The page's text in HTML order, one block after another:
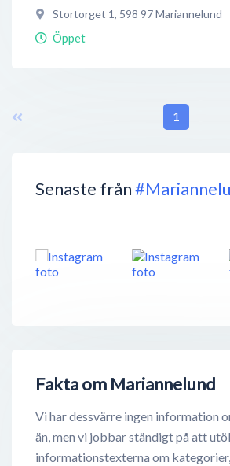
Senaste från
Fakta om Mariannelund
Vi har dessvärre ingen information
än, men vi jobbar ständigt på att
informationstexterna om
Stortorget 1, 598 97Mariannelund
Öppet
1